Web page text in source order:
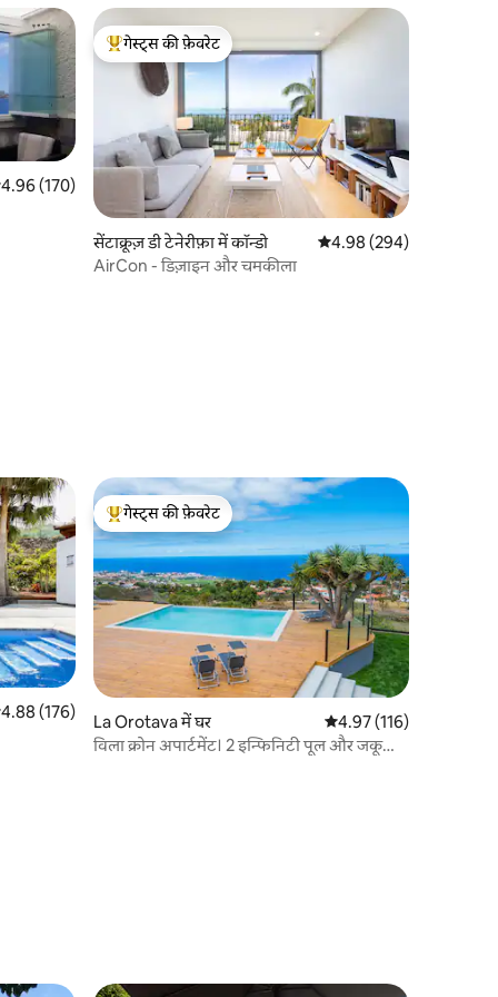
रेटिंग 5 में से 4.96, 170 समीक्षाएँ
4.96 (170)
गेस्ट्स का टॉप फ़ेवरेट
गेस्ट्स की फ़ेवरेट
सेंटाक्रूज़ डी टेनेरीफ़ा में कॉन्डो औसत रेटिंग 5 में से 4.98,
4.98 (294)
AirCon - डिज़ाइन और चमकीला
रेटिंग 5 में से 4.88, 176 समीक्षाएँ
4.88 (176)
गेस्ट्स का टॉप फ़ेवरेट
गेस्ट्स की फ़ेवरेट
La Orotava में घर औसत रेटिंग 5 में से 4.97,
4.97 (116)
विला क्रोन अपार्टमेंट। 2 इन्फिनिटी पूल और जकूज़ी